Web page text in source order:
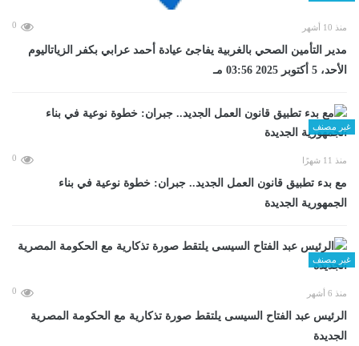
منذ 10 أشهر 0
مدير التأمين الصحي بالغربية يفاجئ عيادة أحمد عرابي بكفر الزياتاليوم
الأحد، 5 أكتوبر 2025 03:56 مـ
غير مصنف
منذ 11 شهرًا 0
مع بدء تطبيق قانون العمل الجديد.. جبران: خطوة نوعية في بناء
الجمهورية الجديدة
غير مصنف
منذ 6 أشهر 0
الرئيس عبد الفتاح السيسى يلتقط صورة تذكارية مع الحكومة المصرية
الجديدة